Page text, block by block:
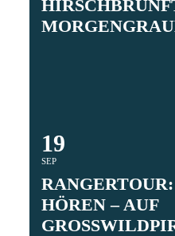
IM
19
SEP
RANGERTOUR:
AUF
USGEBUCHT